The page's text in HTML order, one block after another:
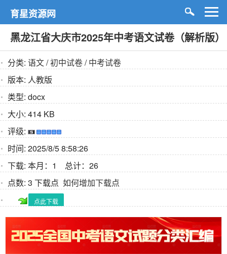
育星资源网
黑龙江省大庆市2025年中考语文试卷（解析版）
分类: 语文/初中试卷/中考试卷
版本: 人教版
类型: docx
大小: 414 KB
评级:
时间: 2025/8/5 8:58:26
下载: 本月：1 总计：26
点数: 3 下载点 如何增加下载点
点此下载